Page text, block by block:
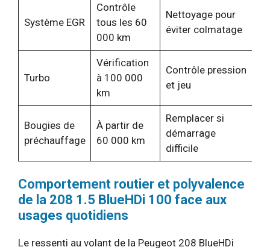
Système EGR
Contrôle
tous les 60
000 km
Nettoyage pour
éviter colmatage
Turbo
Vérification
à 100 000
km
Contrôle pression
et jeu
Bougies de
préchauffage
À partir de
60 000 km
Remplacer si
démarrage
difficile
Comportement routier et polyvalence
de la 208 1.5 BlueHDi 100 face aux
usages quotidiens
Le ressenti au volant de la Peugeot 208 BlueHDi